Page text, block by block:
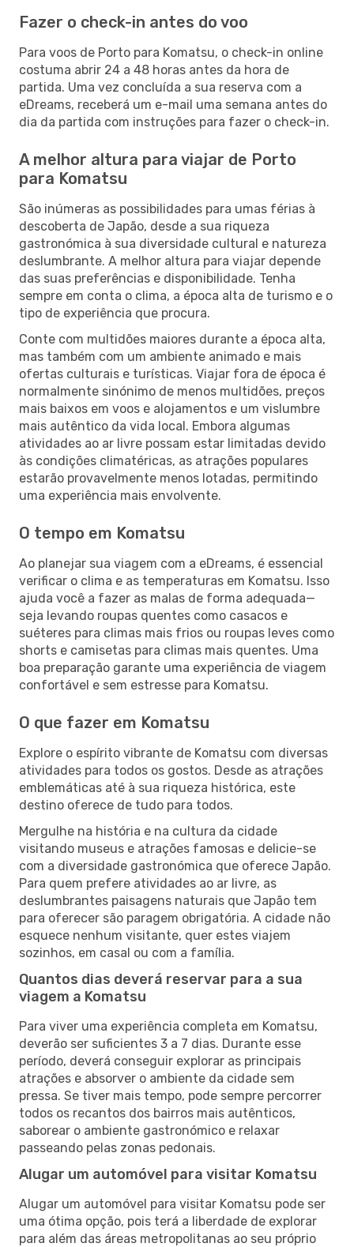
Fazer o check-in antes do voo
Para voos de Porto para Komatsu, o check-in online
costuma abrir 24 a 48 horas antes da hora de
partida. Uma vez concluída a sua reserva com a
eDreams, receberá um e-mail uma semana antes do
dia da partida com instruções para fazer o check-in.
A melhor altura para viajar de Porto
para Komatsu
São inúmeras as possibilidades para umas férias à
descoberta de Japão, desde a sua riqueza
gastronómica à sua diversidade cultural e natureza
deslumbrante. A melhor altura para viajar depende
das suas preferências e disponibilidade. Tenha
sempre em conta o clima, a época alta de turismo e o
tipo de experiência que procura.
Conte com multidões maiores durante a época alta,
mas também com um ambiente animado e mais
ofertas culturais e turísticas. Viajar fora de época é
normalmente sinónimo de menos multidões, preços
mais baixos em voos e alojamentos e um vislumbre
mais autêntico da vida local. Embora algumas
atividades ao ar livre possam estar limitadas devido
às condições climatéricas, as atrações populares
estarão provavelmente menos lotadas, permitindo
uma experiência mais envolvente.
O tempo em Komatsu
Ao planejar sua viagem com a eDreams, é essencial
verificar o clima e as temperaturas em Komatsu. Isso
ajuda você a fazer as malas de forma adequada—
seja levando roupas quentes como casacos e
suéteres para climas mais frios ou roupas leves como
shorts e camisetas para climas mais quentes. Uma
boa preparação garante uma experiência de viagem
confortável e sem estresse para Komatsu.
O que fazer em Komatsu
Explore o espírito vibrante de Komatsu com diversas
atividades para todos os gostos. Desde as atrações
emblemáticas até à sua riqueza histórica, este
destino oferece de tudo para todos.
Mergulhe na história e na cultura da cidade
visitando museus e atrações famosas e delicie-se
com a diversidade gastronómica que oferece Japão.
Para quem prefere atividades ao ar livre, as
deslumbrantes paisagens naturais que Japão tem
para oferecer são paragem obrigatória. A cidade não
esquece nenhum visitante, quer estes viajem
sozinhos, em casal ou com a família.
Quantos dias deverá reservar para a sua
viagem a Komatsu
Para viver uma experiência completa em Komatsu,
deverão ser suficientes 3 a 7 dias. Durante esse
período, deverá conseguir explorar as principais
atrações e absorver o ambiente da cidade sem
pressa. Se tiver mais tempo, pode sempre percorrer
todos os recantos dos bairros mais autênticos,
saborear o ambiente gastronómico e relaxar
passeando pelas zonas pedonais.
Alugar um automóvel para visitar Komatsu
Alugar um automóvel para visitar Komatsu pode ser
uma ótima opção, pois terá a liberdade de explorar
para além das áreas metropolitanas ao seu próprio